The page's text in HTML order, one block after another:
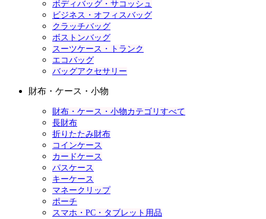
ボディバッグ・サコッシュ
ビジネス・オフィスバッグ
クラッチバッグ
ボストンバッグ
スーツケース・トランク
エコバッグ
バッグアクセサリー
財布・ケース・小物
財布・ケース・小物カテゴリすべて
長財布
折りたたみ財布
コインケース
カードケース
パスケース
キーケース
マネークリップ
ポーチ
スマホ・PC・タブレット用品